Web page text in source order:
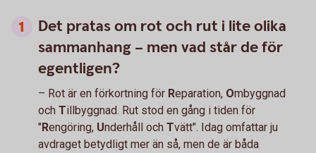
Det pratas om rot och rut i lite olika
sammanhang – men vad står de för
egentligen?
– Rot är en förkortning för Reparation, Ombyggnad
och Tillbyggnad. Rut stod en gång i tiden för
"Rengöring, Underhåll och Tvätt". Idag omfattar ju
avdraget betydligt mer än så, men de är båda